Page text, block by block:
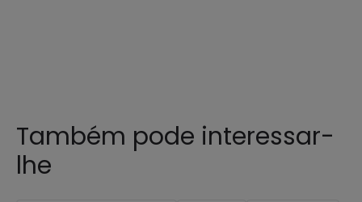
Também pode interessar-
lhe